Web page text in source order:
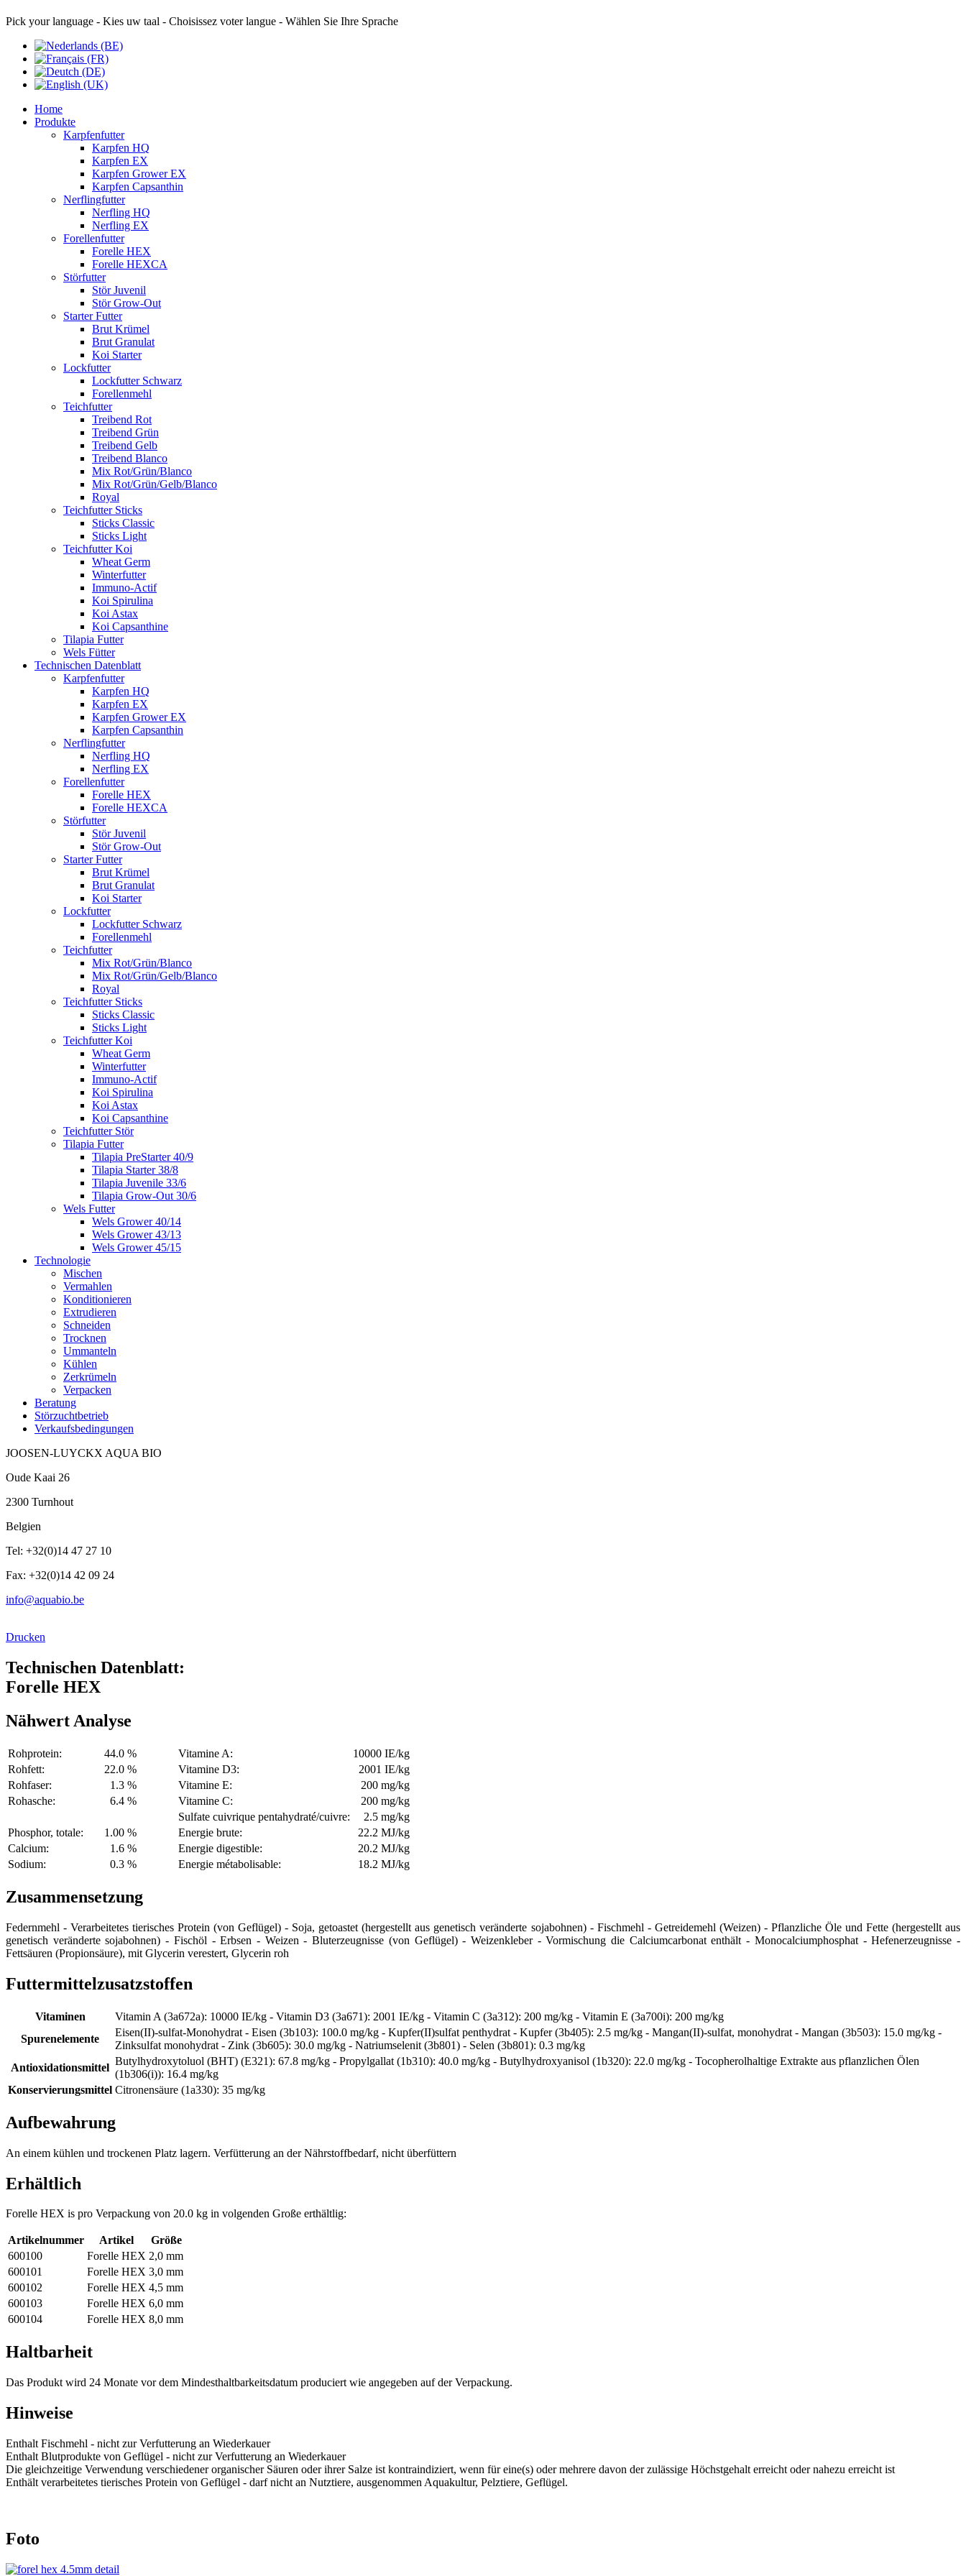
Pick your language - Kies uw taal - Choisissez voter langue - Wählen Sie Ihre Sprache
Home
Produkte
Karpfenfutter
Karpfen HQ
Karpfen EX
Karpfen Grower EX
Karpfen Capsanthin
Nerflingfutter
Nerfling HQ
Nerfling EX
Forellenfutter
Forelle HEX
Forelle HEXCA
Störfutter
Stör Juvenil
Stör Grow-Out
Starter Futter
Brut Krümel
Brut Granulat
Koi Starter
Lockfutter
Lockfutter Schwarz
Forellenmehl
Teichfutter
Treibend Rot
Treibend Grün
Treibend Gelb
Treibend Blanco
Mix Rot/Grün/Blanco
Mix Rot/Grün/Gelb/Blanco
Royal
Teichfutter Sticks
Sticks Classic
Sticks Light
Teichfutter Koi
Wheat Germ
Winterfutter
Immuno-Actif
Koi Spirulina
Koi Astax
Koi Capsanthine
Tilapia Futter
Wels Fütter
Technischen Datenblatt
Karpfenfutter
Karpfen HQ
Karpfen EX
Karpfen Grower EX
Karpfen Capsanthin
Nerflingfutter
Nerfling HQ
Nerfling EX
Forellenfutter
Forelle HEX
Forelle HEXCA
Störfutter
Stör Juvenil
Stör Grow-Out
Starter Futter
Brut Krümel
Brut Granulat
Koi Starter
Lockfutter
Lockfutter Schwarz
Forellenmehl
Teichfutter
Mix Rot/Grün/Blanco
Mix Rot/Grün/Gelb/Blanco
Royal
Teichfutter Sticks
Sticks Classic
Sticks Light
Teichfutter Koi
Wheat Germ
Winterfutter
Immuno-Actif
Koi Spirulina
Koi Astax
Koi Capsanthine
Teichfutter Stör
Tilapia Futter
Tilapia PreStarter 40/9
Tilapia Starter 38/8
Tilapia Juvenile 33/6
Tilapia Grow-Out 30/6
Wels Futter
Wels Grower 40/14
Wels Grower 43/13
Wels Grower 45/15
Technologie
Mischen
Vermahlen
Konditionieren
Extrudieren
Schneiden
Trocknen
Ummanteln
Kühlen
Zerkrümeln
Verpacken
Beratung
Störzuchtbetrieb
Verkaufsbedingungen
JOOSEN-LUYCKX AQUA BIO
Oude Kaai 26
2300 Turnhout
Belgien
Tel: +32(0)14 47 27 10
Fax: +32(0)14 42 09 24
info@aquabio.be
Drucken
Technischen Datenblatt:
Forelle HEX
Nähwert Analyse
Rohprotein: 44.0 % Vitamine A:
10000 IE/kg
Rohfett:
22.0 % Vitamine D3:
2001 IE/kg
Rohfaser:
1.3 % Vitamine E:
200 mg/kg
Rohasche:
6.4 % Vitamine C:
200 mg/kg
Sulfate cuivrique pentahydraté/cuivre:
2.5 mg/kg
Phosphor, totale:
1.00 % Energie brute:
22.2 MJ/kg
Calcium:
1.6 % Energie digestible:
20.2 MJ/kg
Sodium:
0.3 % Energie métabolisable: 18.2 MJ/kg
Zusammensetzung
Federnmehl - Verarbeitetes tierisches Protein (von Geflügel) - Soja, getoastet (hergestellt aus genetisch veränderte sojabohnen) - Fischmehl - Getreidemehl (Weizen) - Pflanzliche Öle und Fette (hergestellt aus
genetisch veränderte sojabohnen) - Fischöl - Erbsen - Weizen - Bluterzeugnisse (von Geflügel) - Weizenkleber - Vormischung die Calciumcarbonat enthält - Monocalciumphosphat - Hefenerzeugnisse -
Fettsäuren (Propionsäure), mit Glycerin verestert, Glycerin roh
Futtermittelzusatzstoffen
Vitaminen
Vitamin A (3a672a): 10000 IE/kg - Vitamin D3 (3a671): 2001 IE/kg - Vitamin C (3a312): 200 mg/kg - Vitamin E (3a700i): 200 mg/kg
Spurenelemente
Eisen(II)-sulfat-Monohydrat - Eisen (3b103): 100.0 mg/kg - Kupfer(II)sulfat penthydrat - Kupfer (3b405): 2.5 mg/kg - Mangan(II)-sulfat, monohydrat - Mangan (3b503): 15.0 mg/kg -
Zinksulfat monohydrat - Zink (3b605): 30.0 mg/kg - Natriumselenit (3b801) - Selen (3b801): 0.3 mg/kg
Antioxidationsmittel
Butylhydroxytoluol (BHT) (E321): 67.8 mg/kg - Propylgallat (1b310): 40.0 mg/kg - Butylhydroxyanisol (1b320): 22.0 mg/kg - Tocopherolhaltige Extrakte aus pflanzlichen Ölen
(1b306(i)): 16.4 mg/kg
Konservierungsmittel Citronensäure (1a330): 35 mg/kg
Aufbewahrung
An einem kühlen und trockenen Platz lagern. Verfütterung an der Nährstoffbedarf, nicht überfüttern
Erhältlich
Forelle HEX is pro Verpackung von 20.0 kg in volgenden Große erthältlig:
Artikelnummer Artikel
Größe
600100
Forelle HEX 2,0 mm
600101
Forelle HEX 3,0 mm
600102
Forelle HEX 4,5 mm
600103
Forelle HEX 6,0 mm
600104
Forelle HEX 8,0 mm
Haltbarheit
Das Produkt wird 24 Monate vor dem Mindesthaltbarkeitsdatum produciert wie angegeben auf der Verpackung.
Hinweise
Enthalt Fischmehl - nicht zur Verfutterung an Wiederkauer
Enthalt Blutprodukte von Geflügel - nicht zur Verfutterung an Wiederkauer
Die gleichzeitige Verwendung verschiedener organischer Säuren oder ihrer Salze ist kontraindiziert, wenn für eine(s) oder mehrere davon der zulässige Höchstgehalt erreicht oder nahezu erreicht ist
Enthält verarbeitetes tierisches Protein von Geflügel - darf nicht an Nutztiere, ausgenommen Aquakultur, Pelztiere, Geflügel.
Foto